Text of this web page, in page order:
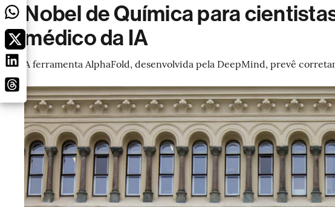
Nobel de Química para
médico da IA
A ferramenta AlphaFold, desenvolvida pela DeepMind, prevê